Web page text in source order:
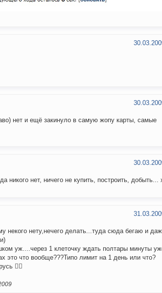
нет и ещё закинуло в самую жопу карты, самые
нет, ничего не купить, построить, добыть...
некого нету,нечего делать...туда сюда бегаю и
уж....через 1 клеточку ждать полтары минуты
это что вообще???Типо лимит на 1 день или что?
🐱‍👤